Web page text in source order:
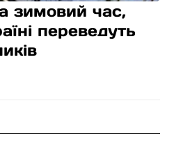
зимовий час,
переведуть